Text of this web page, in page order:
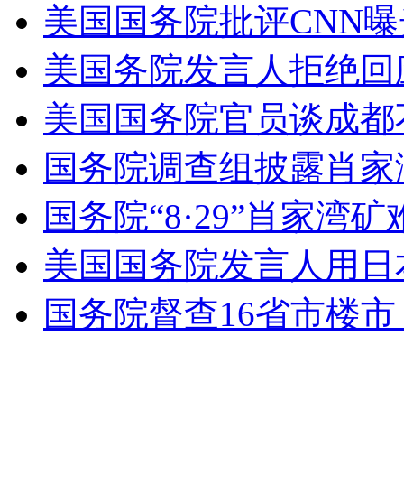
安徽一实载49人客车翻车
消防员救轻生者 花炮节热闹非凡 减压"枕头大战"
纽约上演“枕头大战”
美国国务院批评CNN
美国务院发言人拒绝
美国国务院官员谈成
国务院调查组披露肖
国务院“8·29”肖家湾
美国国务院发言人用
国务院督查16省市楼